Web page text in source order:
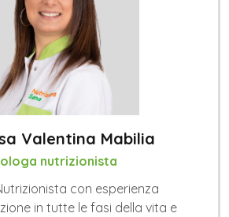
Valentina Mabilia
nutrizionista
con esperienza
in tutte le fasi della vita e